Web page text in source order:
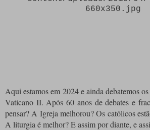
Aqui estamos em 2024e ainda debatemos
Vaticano II. Após 60 anos de debates e
pensar? A Igreja melhorou?Os católicos
A liturgia é melhor?E assim por diante, e